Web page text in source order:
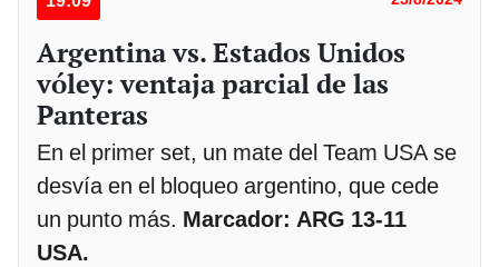
Argentina vs. Estados Unidos
vóley: ventaja parcial de las
Panteras
En el primer set, un mate del Team USA se
desvía en el bloqueo argentino, que cede
un punto más. Marcador: ARG 13-11
USA.